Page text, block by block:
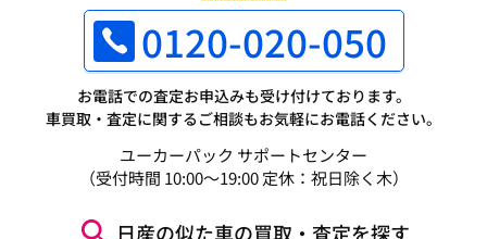
0120-020-050
お電話での査定お申込みも受け付けております。
車買取・査定に関するご相談もお気軽にお電話ください。
ユーカーパック サポートセンター
（受付時間 10:00～19:00 定休：祝日除く木）
日産の似た車の買取・査定を探す